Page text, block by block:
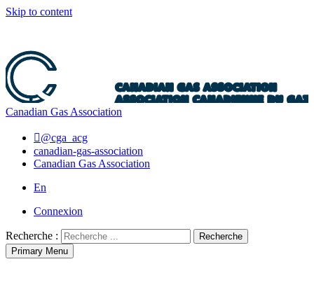
Skip to content
Canadian Gas Association
@cga_acg
canadian-gas-association
Canadian Gas Association
En
Connexion
Recherche :
Recherche
Primary Menu